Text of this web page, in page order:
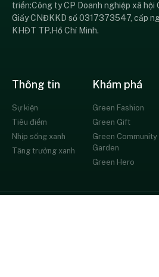
triển:Công ty CP Doanh nghiệp xã hội
Giấy CNĐKKD số 0317373547, cấp
KHĐT TP.Hồ Chí Minh.
Thông tin
Sự kiện
Tiêu điểm
Nhịp sống xanh
Tăng trưởng xanh
Khám phá
Green Fashion
Green Gift
Green Community
Garden
Green Hero